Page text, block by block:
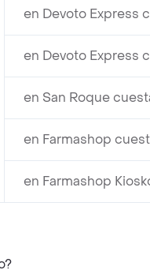
en Devoto Express
en Devoto Express
en San Roque
en Farmashop
en Farmashop